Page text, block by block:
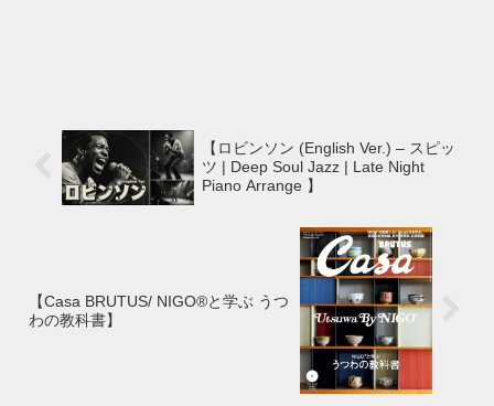
【ロビンソン (English Ver.) – スピッ
ツ | Deep Soul Jazz | Late Night
Piano Arrange 】
【Casa BRUTUS/ NIGO®と学ぶ うつ
わの教科書】